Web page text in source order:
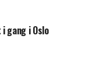
gang i Oslo